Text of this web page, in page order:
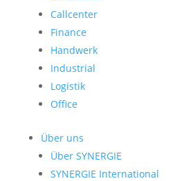
Callcenter
Finance
Handwerk
Industrial
Logistik
Office
Über uns
Über SYNERGIE
SYNERGIE International